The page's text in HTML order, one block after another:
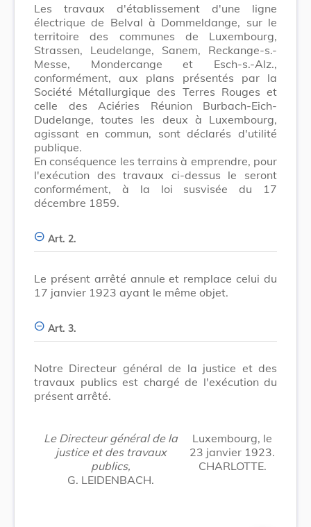
Les travaux d'établissement d'une ligne
électrique de Belval à Dommeldange, sur le
territoire des communes de Luxembourg,
Strassen, Leudelange, Sanem, Reckange-s.-
Messe, Mondercange et Esch-s.-Alz.,
conformément, aux plans présentés par la
Société Métallurgique des Terres Rouges et
celle des Aciéries Réunion Burbach-Eich-
Dudelange, toutes les deux à Luxembourg,
agissant en commun, sont déclarés d'utilité
publique.
En conséquence les terrains à emprendre, pour
l'exécution des travaux ci-dessus le seront
conformément, à la loi susvisée du 17
décembre 1859.
Art. 2.
Le présent arrêté annule et remplace celui du
17 janvier 1923 ayant le même objet.
Art. 3.
Notre Directeur général de la justice et des
travaux publics est chargé de l'exécution du
présent arrêté.
Le Directeur général de la
justice et des travaux
publics,
G. LEIDENBACH.
Luxembourg, le
23 janvier 1923.
CHARLOTTE.